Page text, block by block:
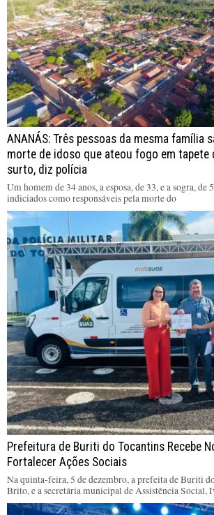
ANANÁS: Três pessoas da mesma família
morte de idoso que ateou fogo em tapete
surto, diz polícia
Um homem de 34 anos, a esposa, de 33, e a sogra, de
indiciados como responsáveis pela morte do
Prefeitura de Buriti do Tocantins Recebe
Fortalecer Ações Sociais
Na quinta-feira, 5 de dezembro, a prefeita de Buriti
Brito, e a secretária municipal de Assistência Social,